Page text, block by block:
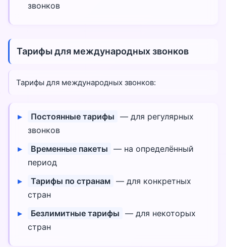
звонков
Тарифы для международных звонков
Тарифы для международных звонков:
Постоянные тарифы — для регулярных
звонков
Временные пакеты — на определённый
период
Тарифы по странам — для конкретных
стран
Безлимитные тарифы — для некоторых
стран